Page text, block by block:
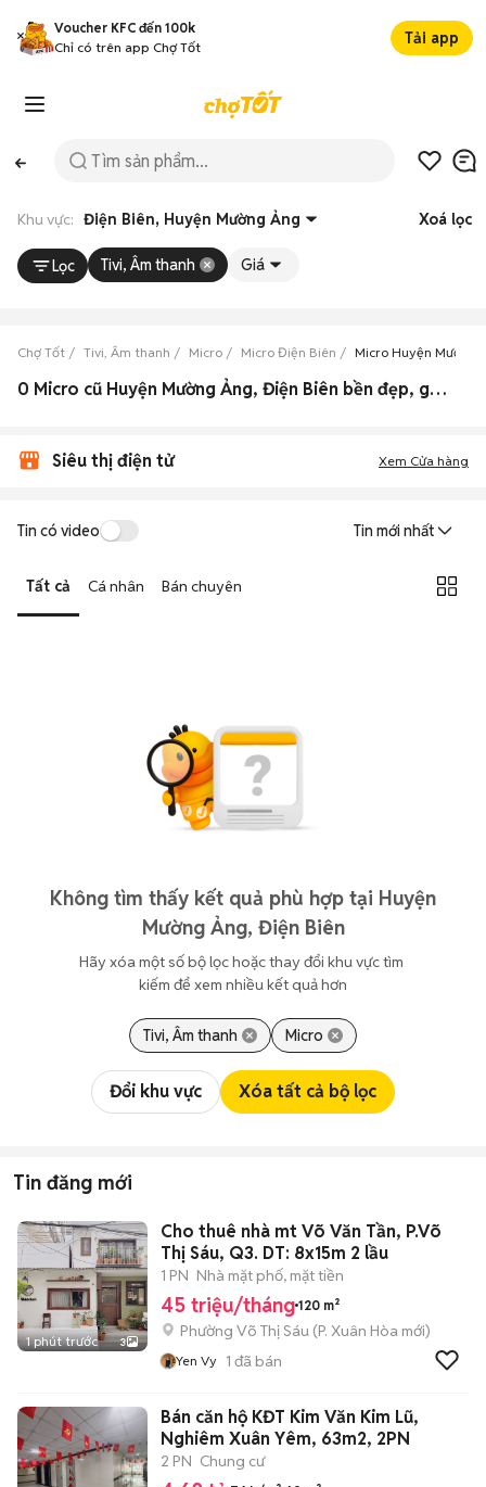
Voucher KFC đến 100k
Chỉ có trên app Chợ Tốt
Tải app
Khu vực: Điện Biên, Huyện Mường Ảng Xoá lọc
Lọc Tivi, Âm thanh Giá
Chợ Tốt Tivi, Âm thanh Micro Micro Điện Biên Micro Huyện Mường
0 Micro cũ Huyện Mường Ảng, Điện Biên bền đẹp, giá rẻ
Siêu thị điện tử Xem Cửa hàng
Tin có video Tin mới nhất
Tất cả Cá nhân Bán chuyên
Không tìm thấy kết quả phù hợp tại Huyện
Mường Ảng, Điện Biên
Hãy xóa một số bộ lọc hoặc thay đổi khu vực tìm
kiếm để xem nhiều kết quả hơn
Tivi, Âm thanh Micro
Đổi khu vực Xóa tất cả bộ lọc
Tin đăng mới
1 phút trước 3
Cho thuê nhà mt Võ Văn Tần, P.Võ
Thị Sáu, Q3. DT: 8x15m 2 lầu
1 PN Nhà mặt phố, mặt tiền
45 triệu/tháng 120 m²
Phường Võ Thị Sáu (P. Xuân Hòa mới)
Yen Vy 1 đã bán
Bán căn hộ KĐT Kim Văn Kim Lũ,
Nghiêm Xuân Yêm, 63m2, 2PN
2 PN Chung cư